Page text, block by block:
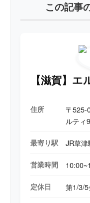
この記事
【滋賀】
住所
〒525-
ルティ
最寄り駅 JR草
営業時間
定休日 第1/3/5